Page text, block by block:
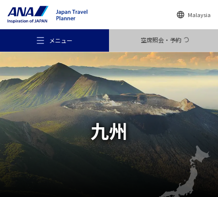
Malaysia
メニュー 空席照会・予約
おすすめの旅
旅のアイデア
九州